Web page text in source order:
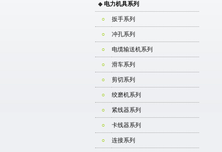
◆ 电力机具系列
○ 扳手系列
○ 冲孔系列
○ 电缆输送机系列
○ 滑车系列
○ 剪切系列
○ 绞磨机系列
○ 紧线器系列
○ 卡线器系列
○ 连接系列